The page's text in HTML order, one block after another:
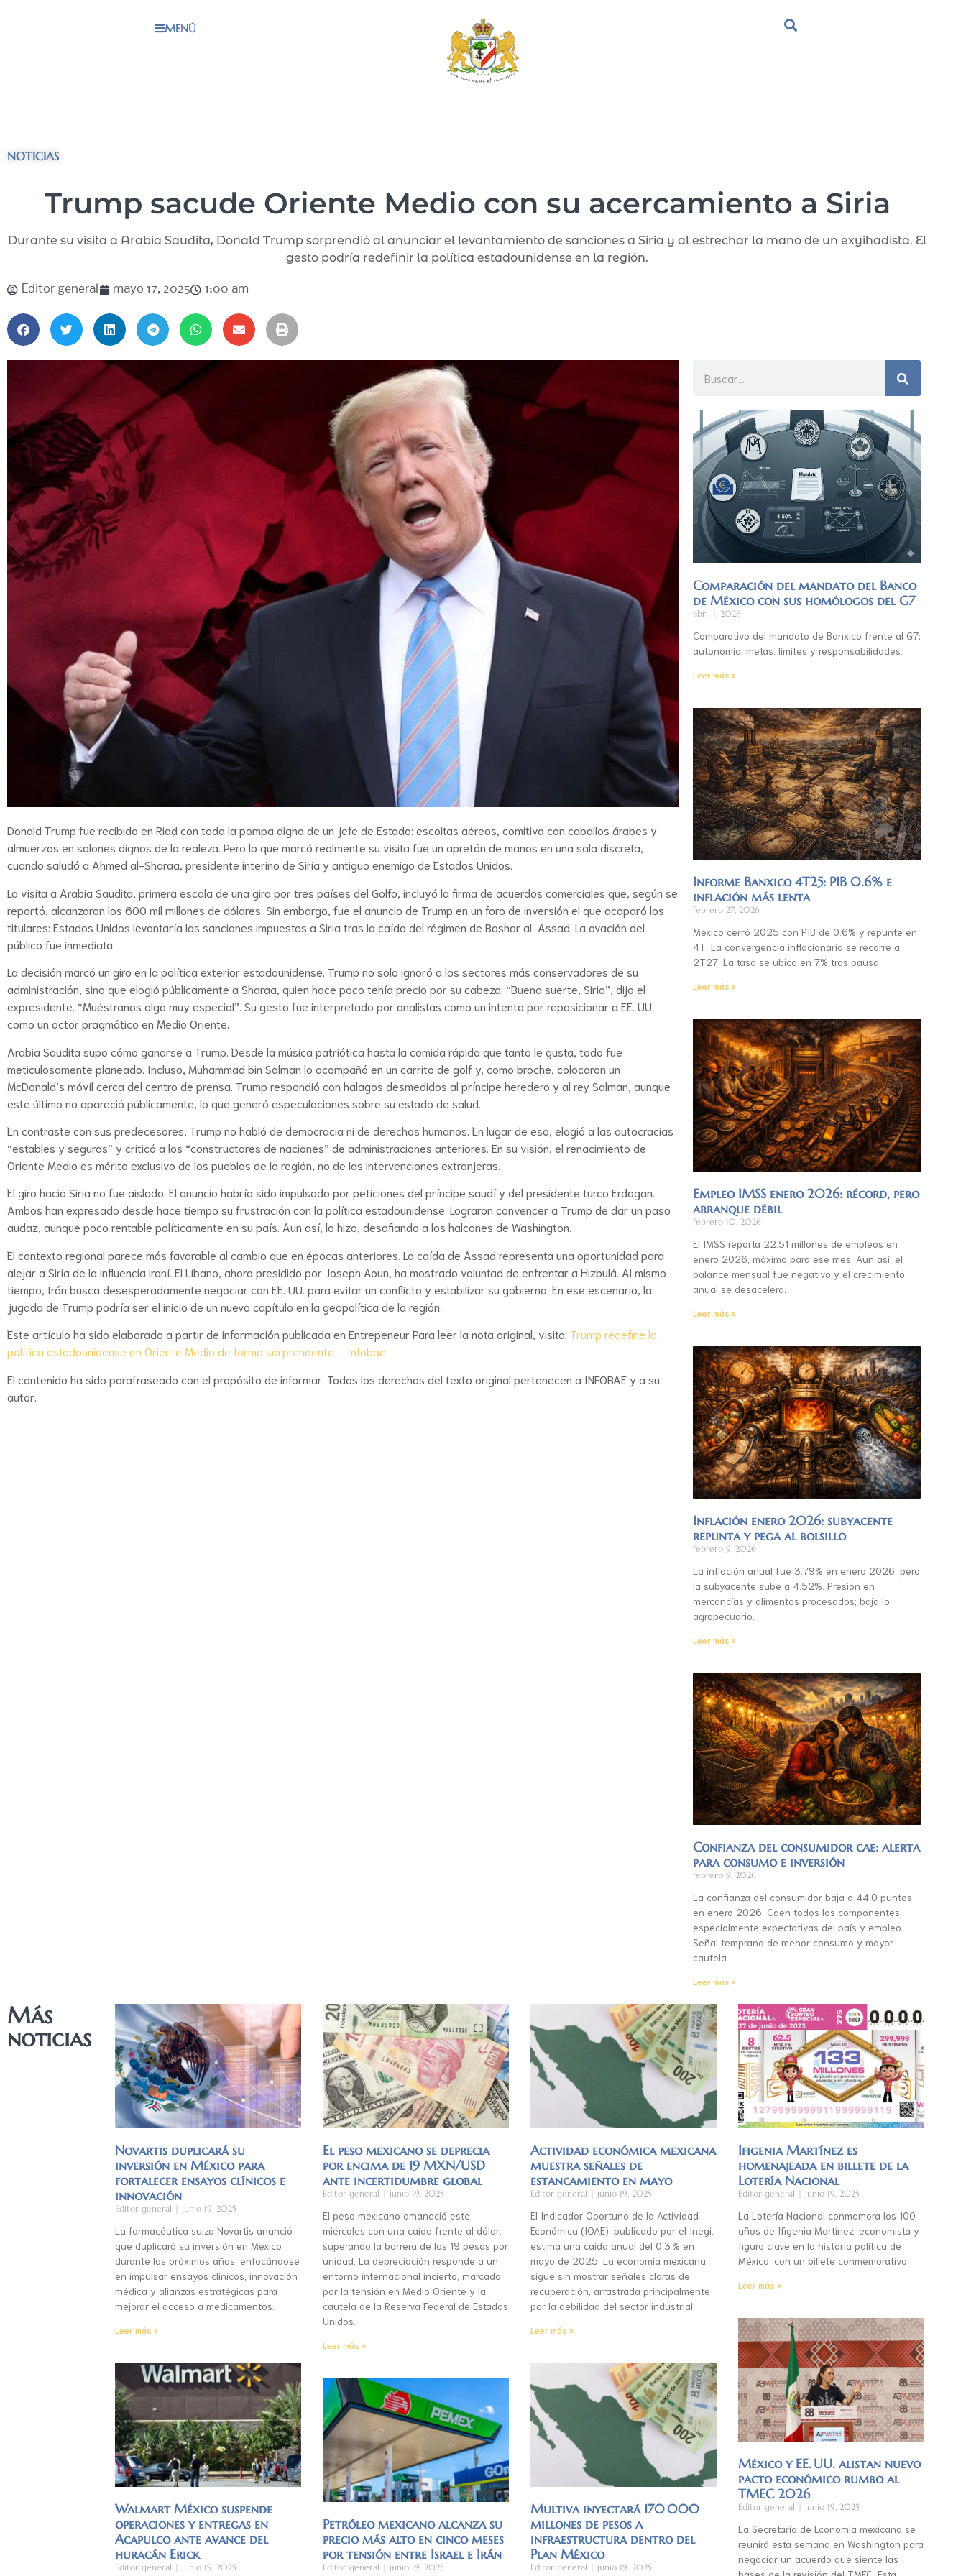
MENÚ
NOTICIAS
Trump sacude Oriente Medio con su acercamiento a Siria
Durante su visita a Arabia Saudita, Donald Trump sorprendió al anunciar el levantamiento de sanciones a Siria y al estrechar la mano de un exyihadista. El
gesto podría redefinir la política estadounidense en la región.
Editor general mayo 17, 2025 1:00 am
Donald Trump fue recibido en Riad con toda la pompa digna de un jefe de Estado: escoltas aéreos, comitiva con caballos árabes y
almuerzos en salones dignos de la realeza. Pero lo que marcó realmente su visita fue un apretón de manos en una sala discreta,
cuando saludó a Ahmed al-Sharaa, presidente interino de Siria y antiguo enemigo de Estados Unidos.
La visita a Arabia Saudita, primera escala de una gira por tres países del Golfo, incluyó la firma de acuerdos comerciales que, según se
reportó, alcanzaron los 600 mil millones de dólares. Sin embargo, fue el anuncio de Trump en un foro de inversión el que acaparó los
titulares: Estados Unidos levantaría las sanciones impuestas a Siria tras la caída del régimen de Bashar al-Assad. La ovación del
público fue inmediata.
La decisión marcó un giro en la política exterior estadounidense. Trump no solo ignoró a los sectores más conservadores de su
administración, sino que elogió públicamente a Sharaa, quien hace poco tenía precio por su cabeza. “Buena suerte, Siria”, dijo el
expresidente. “Muéstranos algo muy especial”. Su gesto fue interpretado por analistas como un intento por reposicionar a EE. UU.
como un actor pragmático en Medio Oriente.
Arabia Saudita supo cómo ganarse a Trump. Desde la música patriótica hasta la comida rápida que tanto le gusta, todo fue
meticulosamente planeado. Incluso, Muhammad bin Salman lo acompañó en un carrito de golf y, como broche, colocaron un
McDonald’s móvil cerca del centro de prensa. Trump respondió con halagos desmedidos al príncipe heredero y al rey Salman, aunque
este último no apareció públicamente, lo que generó especulaciones sobre su estado de salud.
En contraste con sus predecesores, Trump no habló de democracia ni de derechos humanos. En lugar de eso, elogió a las autocracias
“estables y seguras” y criticó a los “constructores de naciones” de administraciones anteriores. En su visión, el renacimiento de
Oriente Medio es mérito exclusivo de los pueblos de la región, no de las intervenciones extranjeras.
El giro hacia Siria no fue aislado. El anuncio habría sido impulsado por peticiones del príncipe saudí y del presidente turco Erdogan.
Ambos han expresado desde hace tiempo su frustración con la política estadounidense. Lograron convencer a Trump de dar un paso
audaz, aunque poco rentable políticamente en su país. Aun así, lo hizo, desafiando a los halcones de Washington.
El contexto regional parece más favorable al cambio que en épocas anteriores. La caída de Assad representa una oportunidad para
alejar a Siria de la influencia iraní. El Líbano, ahora presidido por Joseph Aoun, ha mostrado voluntad de enfrentar a Hizbulá. Al mismo
tiempo, Irán busca desesperadamente negociar con EE. UU. para evitar un conflicto y estabilizar su gobierno. En ese escenario, la
jugada de Trump podría ser el inicio de un nuevo capítulo en la geopolítica de la región.
Este artículo ha sido elaborado a partir de información publicada en Entrepeneur Para leer la nota original, visita: Trump redefine la
política estadounidense en Oriente Medio de forma sorprendente – Infobae
El contenido ha sido parafraseado con el propósito de informar. Todos los derechos del texto original pertenecen a INFOBAE y a su
autor.
Comparación del mandato del Banco
de México con sus homólogos del G7
abril 1, 2026
Comparativo del mandato de Banxico frente al G7:
autonomía, metas, límites y responsabilidades.
Leer más »
Informe Banxico 4T25: PIB 0.6% e
inflación más lenta
febrero 27, 2026
México cerró 2025 con PIB de 0.6% y repunte en
4T. La convergencia inflacionaria se recorre a
2T27. La tasa se ubica en 7% tras pausa.
Leer más »
Empleo IMSS enero 2026: récord, pero
arranque débil
febrero 10, 2026
El IMSS reporta 22.51 millones de empleos en
enero 2026, máximo para ese mes. Aun así, el
balance mensual fue negativo y el crecimiento
anual se desacelera.
Leer más »
Inflación enero 2026: subyacente
repunta y pega al bolsillo
febrero 9, 2026
La inflación anual fue 3.79% en enero 2026, pero
la subyacente sube a 4.52%. Presión en
mercancías y alimentos procesados; baja lo
agropecuario.
Leer más »
Confianza del consumidor cae: alerta
para consumo e inversión
febrero 9, 2026
La confianza del consumidor baja a 44.0 puntos
en enero 2026. Caen todos los componentes,
especialmente expectativas del país y empleo.
Señal temprana de menor consumo y mayor
cautela.
Leer más »
Más
noticias
Novartis duplicará su
inversión en México para
fortalecer ensayos clínicos e
innovación
Editor general junio 19, 2025
La farmacéutica suiza Novartis anunció
que duplicará su inversión en México
durante los próximos años, enfocándose
en impulsar ensayos clínicos, innovación
médica y alianzas estratégicas para
mejorar el acceso a medicamentos.
Leer más »
El peso mexicano se deprecia
por encima de 19 MXN/USD
ante incertidumbre global
Editor general junio 19, 2025
El peso mexicano amaneció este
miércoles con una caída frente al dólar,
superando la barrera de los 19 pesos por
unidad. La depreciación responde a un
entorno internacional incierto, marcado
por la tensión en Medio Oriente y la
cautela de la Reserva Federal de Estados
Unidos.
Leer más »
Actividad económica mexicana
muestra señales de
estancamiento en mayo
Editor general junio 19, 2025
El Indicador Oportuno de la Actividad
Económica (IOAE), publicado por el Inegi,
estima una caída anual del 0.3 % en
mayo de 2025. La economía mexicana
sigue sin mostrar señales claras de
recuperación, arrastrada principalmente
por la debilidad del sector industrial.
Leer más »
Ifigenia Martínez es
homenajeada en billete de la
Lotería Nacional
Editor general junio 19, 2025
La Lotería Nacional conmemora los 100
años de Ifigenia Martínez, economista y
figura clave en la historia política de
México, con un billete conmemorativo.
Leer más »
Walmart México suspende
operaciones y entregas en
Acapulco ante avance del
huracán Erick
Editor general junio 19, 2025
Petróleo mexicano alcanza su
precio más alto en cinco meses
por tensión entre Israel e Irán
Editor general junio 19, 2025
Multiva inyectará 170 000
millones de pesos a
infraestructura dentro del
Plan México
Editor general junio 19, 2025
México y EE. UU. alistan nuevo
pacto económico rumbo al
TMEC 2026
Editor general junio 19, 2025
La Secretaría de Economía mexicana se
reunirá esta semana en Washington para
negociar un acuerdo que siente las